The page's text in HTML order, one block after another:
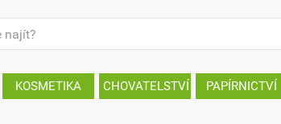
KOSMETIKA CHOVATELSTVÍ PAPÍRNICTVÍ